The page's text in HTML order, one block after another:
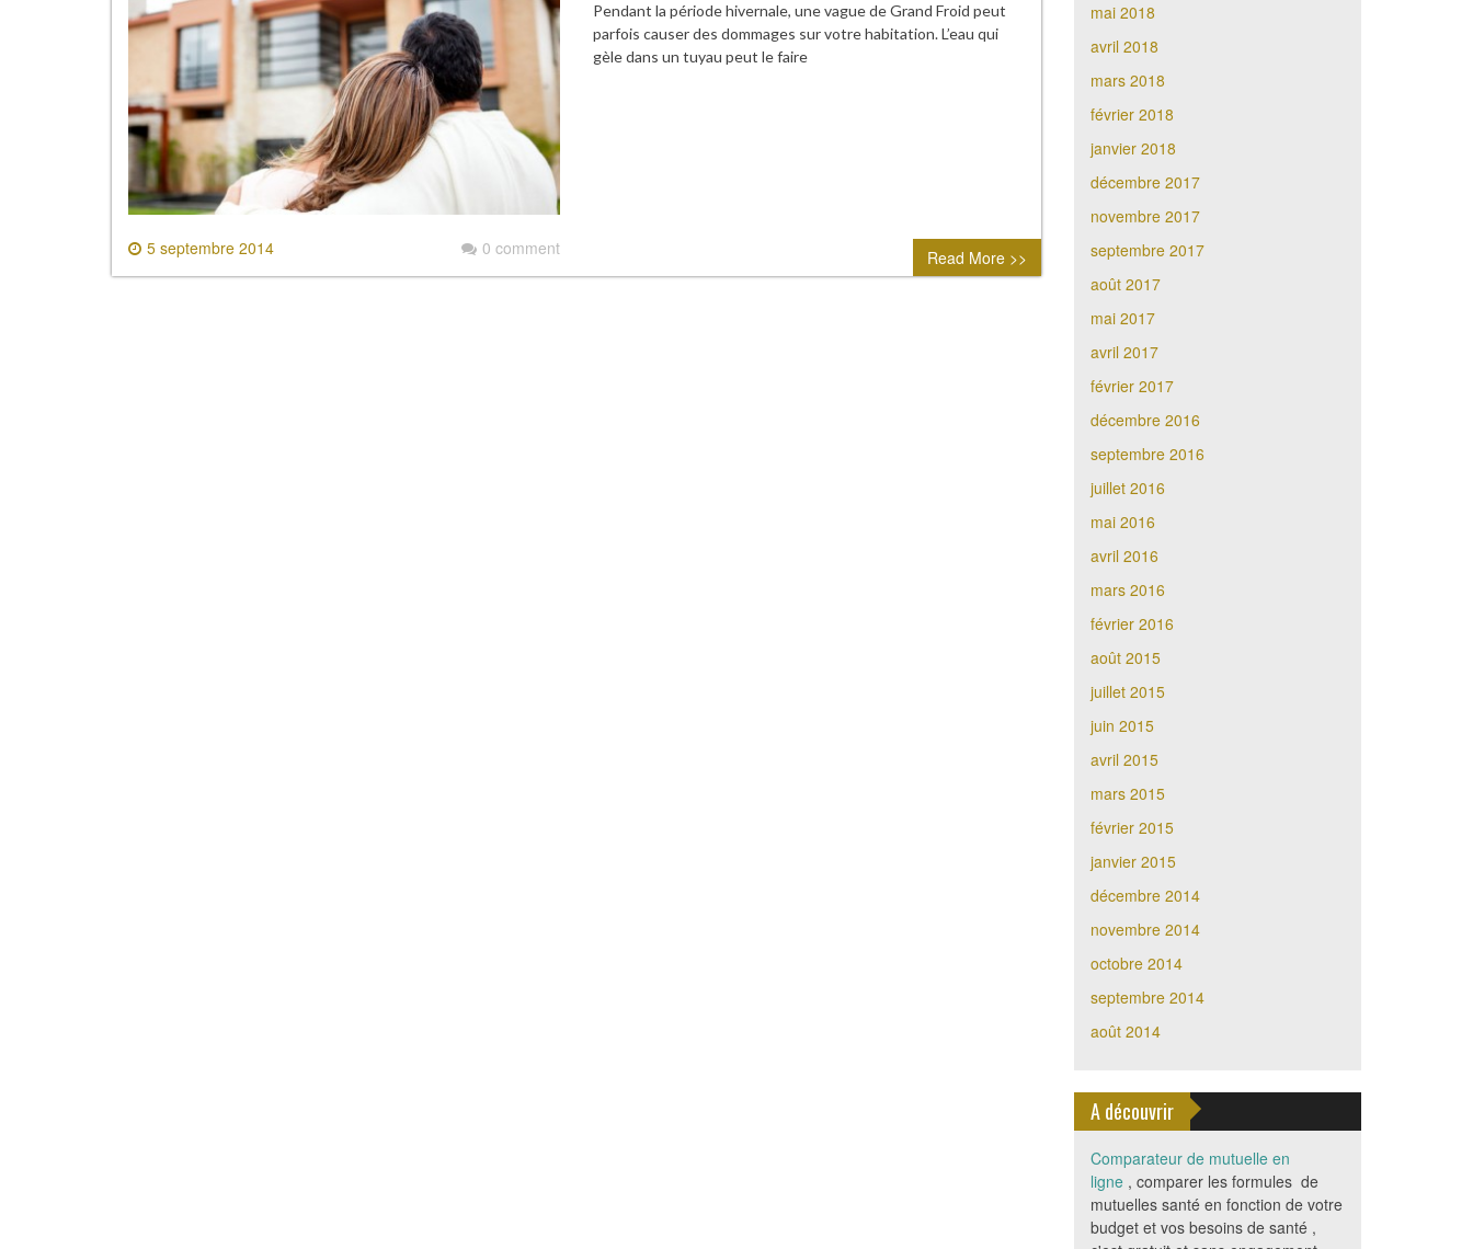
5 septembre 2014 0 comment
Pendant la période hivernale, une vague de Grand Froid peut
parfois causer des dommages sur votre habitation. L’eau qui
gèle dans un tuyau peut le faire
Read More >>
mai 2018
avril 2018
mars 2018
février 2018
janvier 2018
décembre 2017
novembre 2017
septembre 2017
août 2017
mai 2017
avril 2017
février 2017
décembre 2016
septembre 2016
juillet 2016
mai 2016
avril 2016
mars 2016
février 2016
août 2015
juillet 2015
juin 2015
avril 2015
mars 2015
février 2015
janvier 2015
décembre 2014
novembre 2014
octobre 2014
septembre 2014
août 2014
A découvrir
Comparateur de mutuelle en
ligne, comparer les formules de
mutuelles santé en fonction de votre
budget et vos besoins de santé ,